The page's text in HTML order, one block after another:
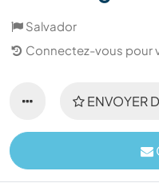
Salvador
Connectez-vous pour
ENVOYER